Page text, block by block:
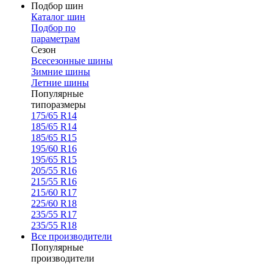
Подбор шин
Каталог шин
Подбор по
параметрам
Сезон
Всесезонные шины
Зимние шины
Летние шины
Популярные
типоразмеры
175/65 R14
185/65 R14
185/65 R15
195/60 R16
195/65 R15
205/55 R16
215/55 R16
215/60 R17
225/60 R18
235/55 R17
235/55 R18
Все производители
Популярные
производители